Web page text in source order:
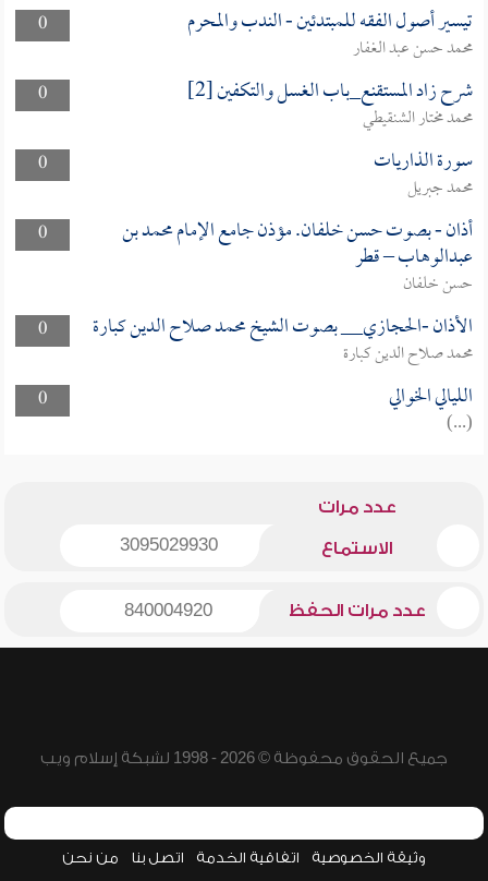
0
تيسير أصول الفقه للمبتدئين - الندب والمحرم
محمد حسن عبد الغفار
0
شرح زاد المستقنع_باب الغسل والتكفين [2]
محمد مختار الشنقيطي
0
سورة الذاريات
محمد جبريل
0
أذان - بصوت حسن خلفان. مؤذن جامع الإمام محمد بن
عبدالوهاب – قطر
حسن خلفان
0
الأذان -الحجازي__ بصوت الشيخ محمد صلاح الدين كبارة
محمد صلاح الدين كبارة
0
الليالي الخوالي
(...)
عدد مرات
الاستماع 3095029930
عدد مرات الحفظ 840004920
جميع الحقوق محفوظة © 2026 - 1998 لشبكة إسلام ويب
وثيقة الخصوصية اتفاقية الخدمة اتصل بنا من نحن